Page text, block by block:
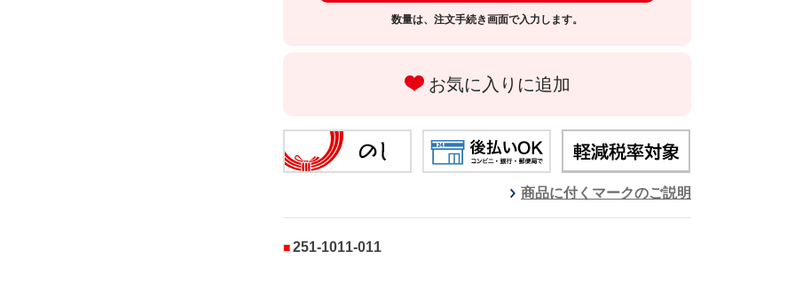
数量は、注文手続き画面で入力します。
お気に入りに追加
商品に付くマークのご説明
251-1011-011